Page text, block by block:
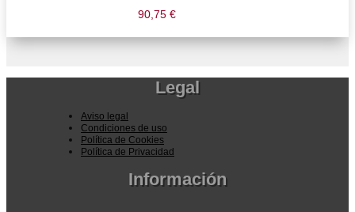
90,75€
Legal
Aviso legal
Condiciones de uso
Política de Cookies
Política de Privacidad
Información